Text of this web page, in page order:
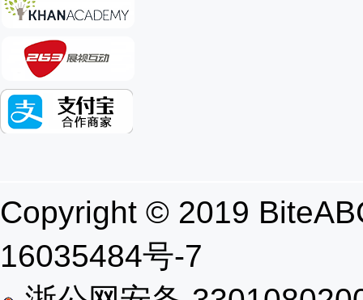
Copyright © 2019
16035484号-7